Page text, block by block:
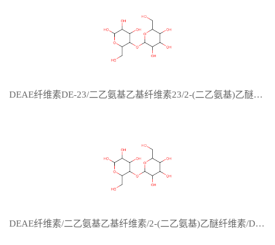
DEAE纤维素DE-23/二乙氨基乙基纤维素23/2-(二乙氨基)乙醚纤维素23/DEAE cellulose DE-23
DEAE纤维素/二乙氨基乙基纤维素/2-(二乙氨基)乙醚纤维素/DEAE Cellulose